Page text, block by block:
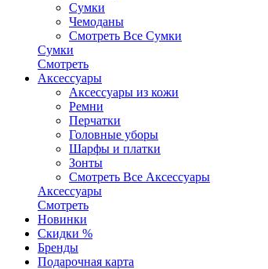
Сумки
Чемоданы
Смотреть Все Сумки
Сумки
Смотреть
Аксессуары
Аксессуары из кожи
Ремни
Перчатки
Головные уборы
Шарфы и платки
Зонты
Смотреть Все Аксессуары
Аксессуары
Смотреть
Новинки
Скидки %
Бренды
Подарочная карта